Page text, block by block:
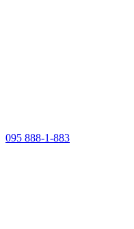
095 888-1-883